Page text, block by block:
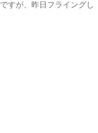
すが、昨日フライングし